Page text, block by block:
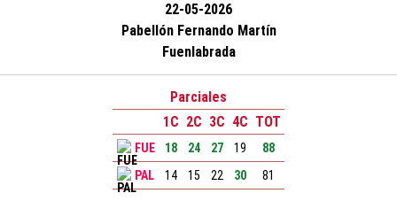
22-05-2026
Pabellón Fernando Martín
Fuenlabrada
Parciales
1C 2C 3C 4C TOT
FUE 18 24 27 19
88
PAL
14 15 22 30 81